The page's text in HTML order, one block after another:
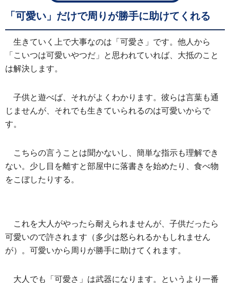
「可愛い」だけで周りが勝手に助けてくれる
生きていく上で大事なのは「可愛さ」です。他人から
「こいつは可愛いやつだ」と思われていれば、大抵のこと
は解決します。
子供と遊べば、それがよくわかります。彼らは言葉も通
じませんが、それでも生きていられるのは可愛いからで
す。
こちらの言うことは聞かないし、簡単な指示も理解でき
ない。少し目を離すと部屋中に落書きを始めたり、食べ物
をこぼしたりする。
これを大人がやったら耐えられませんが、子供だったら
可愛いので許されます（多少は怒られるかもしれません
が）。可愛いから周りが勝手に助けてくれます。
大人でも「可愛さ」は武器になります。というより一番